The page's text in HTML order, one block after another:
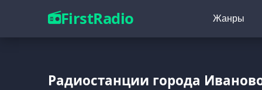
FirstRadio Жанры
Радиостанции города